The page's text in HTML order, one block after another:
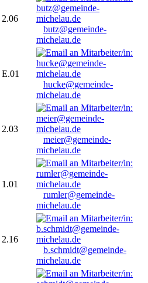
2.06
butz@gemeinde-
michelau.de
E.01
hucke@gemeinde-
michelau.de
2.03
meier@gemeinde-
michelau.de
1.01
rumler@gemeinde-
michelau.de
2.16
b.schmidt@gemeinde-
michelau.de